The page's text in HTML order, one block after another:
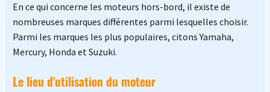
En ce qui concerne les moteurs hors-bord, il existe de
nombreuses marques différentes parmi lesquelles choisir.
Parmi les marques les plus populaires, citons Yamaha,
Mercury, Honda et Suzuki.
Le lieu d'utilisation du moteur